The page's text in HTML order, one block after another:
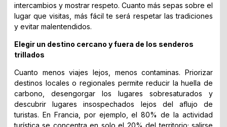
intercambios y mostrar respeto. Cuanto más sepas sobre el
lugar que visitas, más fácil te será respetar las tradiciones
y evitar malentendidos.
Elegir un destino cercano y fuera de los senderos
trillados
Cuanto menos viajes lejos, menos contaminas. Priorizar
destinos locales o regionales permite reducir la huella de
carbono, desengorgar los lugares sobresaturados y
descubrir lugares insospechados lejos del aflujo de
turistas. En Francia, por ejemplo, el 80% de la actividad